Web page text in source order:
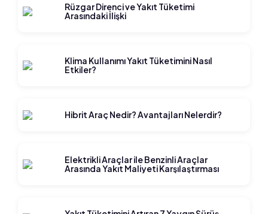
Rüzgar Direnci ve Yakıt Tüketimi
Arasındaki İlişki
Klima Kullanımı Yakıt Tüketimini Nasıl
Etkiler?
Hibrit Araç Nedir? Avantajları Nelerdir?
Elektrikli Araçlar ile Benzinli Araçlar
Arasında Yakıt Maliyeti Karşılaştırması